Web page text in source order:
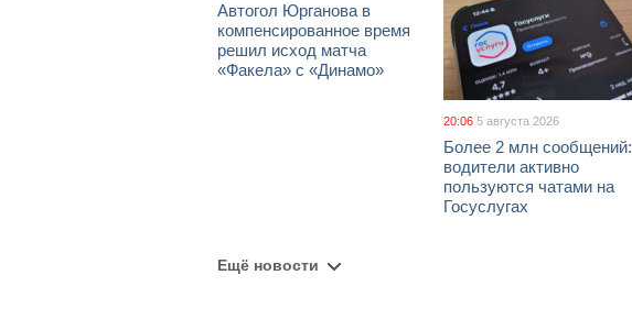
Автогол Юрганова в
компенсированное время
решил исход матча
«Факела» с «Динамо»
20:06 5 августа 2026
Более 2 млн сообщений:
водители активно
пользуются чатами на
Госуслугах
Ещё новости